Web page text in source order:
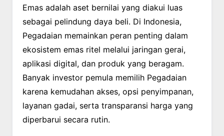
Emas adalah aset bernilai yang diakui luas
sebagai pelindung daya beli. Di Indonesia,
Pegadaian memainkan peran penting dalam
ekosistem emas ritel melalui jaringan gerai,
aplikasi digital, dan produk yang beragam.
Banyak investor pemula memilih Pegadaian
karena kemudahan akses, opsi penyimpanan,
layanan gadai, serta transparansi harga yang
diperbarui secara rutin.